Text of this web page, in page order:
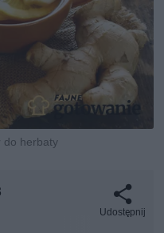
do herbaty
Udostępnij